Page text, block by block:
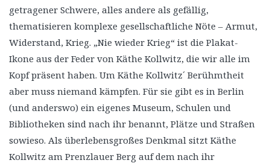
getragener Schwere, alles andere als gefällig,
thematisieren komplexe gesellschaftliche Nöte – Armut,
Widerstand, Krieg. „Nie wieder Krieg“ ist die Plakat-
Ikone aus der Feder von Käthe Kollwitz, die wir alle im
Kopf präsent haben. Um Käthe Kollwitz´ Berühmtheit
aber muss niemand kämpfen. Für sie gibt es in Berlin
(und anderswo) ein eigenes Museum, Schulen und
Bibliotheken sind nach ihr benannt, Plätze und Straßen
sowieso. Als überlebensgroßes Denkmal sitzt Käthe
Kollwitz am Prenzlauer Berg auf dem nach ihr